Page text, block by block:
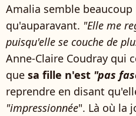
Amalia semble
qu'auparavant. "Elle me
puisqu'elle se couche de
Anne-Claire Coudray qui
que sa fille n'est "pas
reprendre en disant
"impressionnée". Là où la